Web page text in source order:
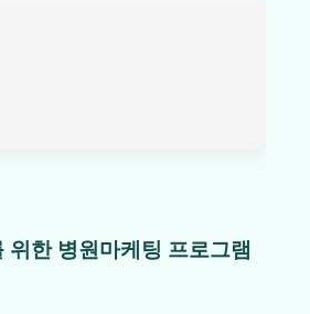
위한 병원마케팅 프로그램